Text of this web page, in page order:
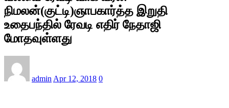
நிமலன்(குட்டி)ஞாபகார்த்த இறுதி
உதைபந்தில் ரேவடி எதிர் நேதாஜி
மோதவுள்ளது
admin Apr 12, 2018 0